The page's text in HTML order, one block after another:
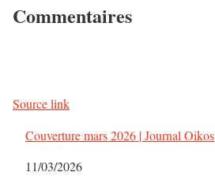
Commentaires
Source link
Couverture mars 2026 | Journal Oikos
Date
11/03/2026